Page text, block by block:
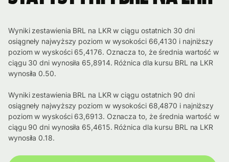
Wyniki zestawienia BRL na LKR w ciągu ostatnich 30 dni
osiągneły najwyższy poziom w wysokości 66,4130 i najniższy
poziom w wyskości 65,4176. Oznacza to, że średnia wartość w
ciągu 30 dni wynosiła 65,8914. Różnica dla kursu BRL na LKR
wynosiła 0.50.
Wyniki zestawienia BRL na LKR w ciągu ostatnich 90 dni
osiągneły najwyższy poziom w wysokości 68,4870 i najniższy
poziom w wyskości 63,6913. Oznacza to, że średnia wartość w
ciągu 90 dni wynosiła 65,4615. Różnica dla kursu BRL na LKR
wynosiła 0.18.